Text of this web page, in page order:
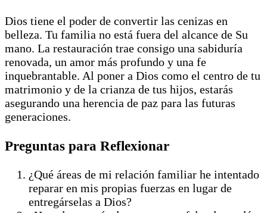
Dios tiene el poder de convertir las cenizas en
belleza. Tu familia no está fuera del alcance de Su
mano. La restauración trae consigo una sabiduría
renovada, un amor más profundo y una fe
inquebrantable. Al poner a Dios como el centro de tu
matrimonio y de la crianza de tus hijos, estarás
asegurando una herencia de paz para las futuras
generaciones.
Preguntas para Reflexionar
¿Qué áreas de mi relación familiar he intentado
reparar en mis propias fuerzas en lugar de
entregárselas a Dios?